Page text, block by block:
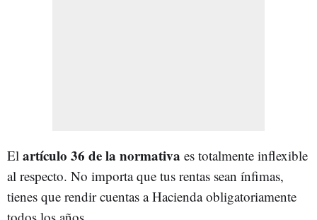
El artículo 36 de la normativa es totalmente inflexible
al respecto. No importa que tus rentas sean ínfimas,
tienes que rendir cuentas a Hacienda obligatoriamente